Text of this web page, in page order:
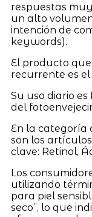
respuestas
un alto
intención de
keywords).
El producto
recurrente es
Su uso diario
del
En la categoría
son los
clave: Retinol,
Los
utilizando
para piel
seco”, lo que